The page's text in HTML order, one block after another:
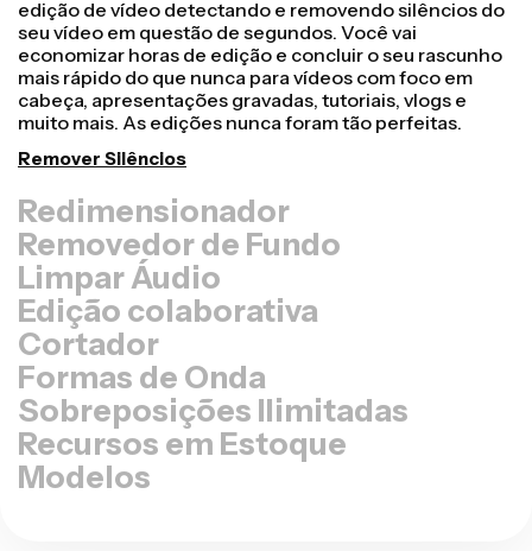
Adapte os vídeos com mais rapidez e deixe-os mais
profissionais com o nosso recurso Redimensionar Tela!
Com apenas alguns cliques, você pode pegar um único
vídeo e ajustá-lo para ter o tamanho certo para
qualquer outra plataforma, seja para TikTok, YouTube,
Instagram, Twitter, Linkedin ou qualquer outro lugar.
Redimensionar Vídeo
Removedor de Fundo
Limpar Áudio
Edição colaborativa
Cortador
Formas de Onda
Sobreposições Ilimitadas
Recursos em Estoque
Modelos